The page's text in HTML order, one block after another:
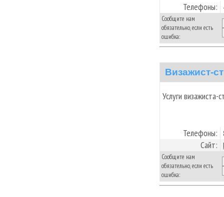
Телефоны:
Сообщите нам
обязательно, если есть
ошибка:
Визажист-
Услуги визажиста-
Телефоны:
Сайт:
Сообщите нам
обязательно, если есть
ошибка: